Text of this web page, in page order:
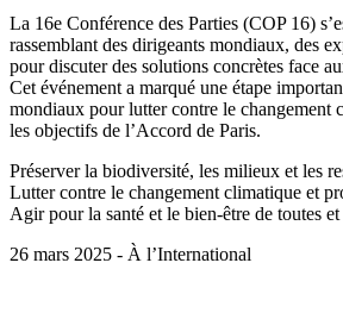
La 16e Conférence des Parties (COP 16)
rassemblant des dirigeants mondiaux, des
pour discuter des solutions concrètes face
Cet événement a marqué une étape
mondiaux pour lutter contre le changement
les objectifs de l’Accord de Paris.
Préserver la biodiversité, les milieux et les
Lutter contre le changement climatique et
Agir pour la santé et le bien-être de toutes et
26 mars 2025 - À l’International